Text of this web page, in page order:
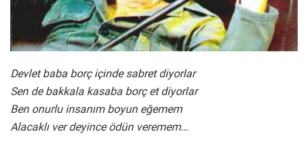
Devlet baba borç içinde sabret diyorlar
Sen de bakkala kasaba borç et diyorlar
Ben onurlu insanım boyun eğemem
Alacaklı ver deyince ödün veremem…